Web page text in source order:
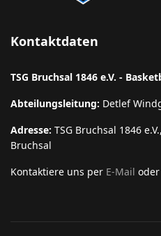
Kontaktdaten
TSG Bruchsal 1846 e.V. -
Abteilungsleitung: Detlef
Adresse: TSG Bruchsal 1846
Bruchsal
Kontaktiere uns per E-Mail